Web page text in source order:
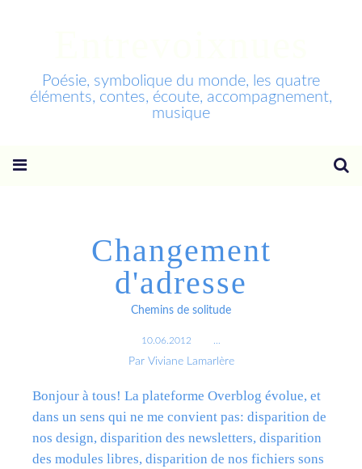
Poésie, symbolique du monde, les quatre
éléments, contes, écoute, accompagnement,
musique
Changement
d'adresse
Chemins de solitude
10.06.2012
Par Viviane Lamarlère
Bonjour à tous! La plateforme Overblog évolue, et
dans un sens qui ne me convient pas: disparition de
nos design, disparition des newsletters, disparition
des modules libres, disparition de nos fichiers sons